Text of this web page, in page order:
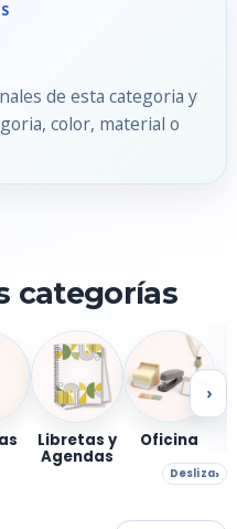
de esta categoria y
color, material o
categorías
Libretas y
Agendas
Oficina
›
Desliza